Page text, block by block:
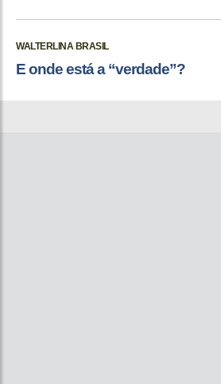
WALTERLINA BRASIL
E onde está a “verdade”?